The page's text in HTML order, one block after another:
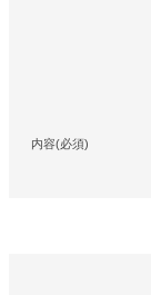
内容(必須)